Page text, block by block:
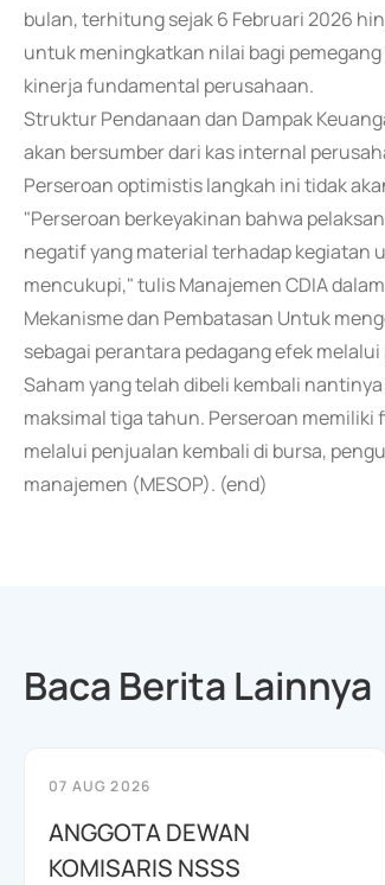
bulan, terhitung sejak 6 Februari 2026
untuk meningkatkan nilai bagi
kinerja fundamental perusahaan.
Struktur Pendanaan dan Dampak
akan bersumber dari kas internal
Perseroan optimistis langkah ini tidak
"Perseroan berkeyakinan bahwa
negatif yang material terhadap kegiatan
mencukupi," tulis Manajemen CDIA
Mekanisme dan Pembatasan Untuk
sebagai perantara pedagang efek
Saham yang telah dibeli kembali
maksimal tiga tahun. Perseroan
melalui penjualan kembali di bursa,
manajemen (MESOP). (end)
Baca Berita Lainnya
07 AUG 2026
ANGGOTA DEWAN
KOMISARIS NSSS